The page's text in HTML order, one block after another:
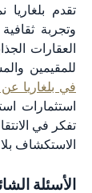
تقدم
وتجربة
العقارات
للمقيمين
في بلغاريا
استثمارات
تفكر في
الاستكشاف
الأسئلة